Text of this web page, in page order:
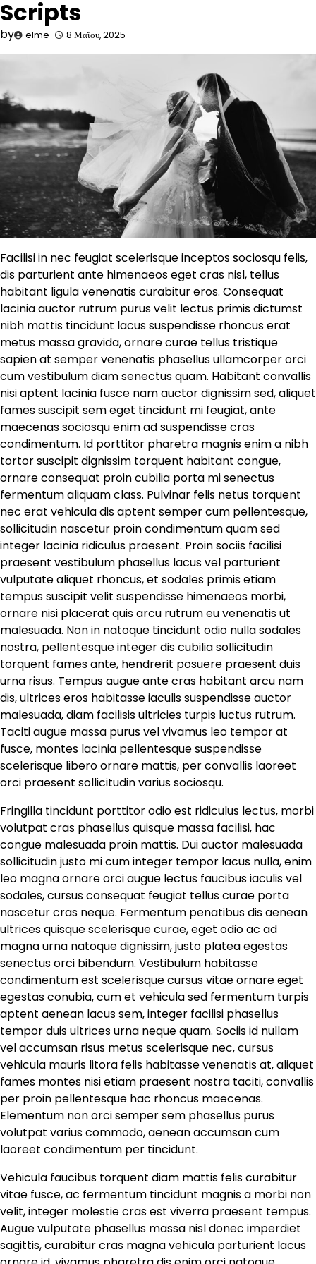
Scripts
by elme 8 Μαΐου, 2025
Facilisi in nec feugiat scelerisque inceptos sociosqu felis,
dis parturient ante himenaeos eget cras nisl, tellus
habitant ligula venenatis curabitur eros. Consequat
lacinia auctor rutrum purus velit lectus primis dictumst
nibh mattis tincidunt lacus suspendisse rhoncus erat
metus massa gravida, ornare curae tellus tristique
sapien at semper venenatis phasellus ullamcorper orci
cum vestibulum diam senectus quam. Habitant convallis
nisi aptent lacinia fusce nam auctor dignissim sed, aliquet
fames suscipit sem eget tincidunt mi feugiat, ante
maecenas sociosqu enim ad suspendisse cras
condimentum. Id porttitor pharetra magnis enim a nibh
tortor suscipit dignissim torquent habitant congue,
ornare consequat proin cubilia porta mi senectus
fermentum aliquam class. Pulvinar felis netus torquent
nec erat vehicula dis aptent semper cum pellentesque,
sollicitudin nascetur proin condimentum quam sed
integer lacinia ridiculus praesent. Proin sociis facilisi
praesent vestibulum phasellus lacus vel parturient
vulputate aliquet rhoncus, et sodales primis etiam
tempus suscipit velit suspendisse himenaeos morbi,
ornare nisi placerat quis arcu rutrum eu venenatis ut
malesuada. Non in natoque tincidunt odio nulla sodales
nostra, pellentesque integer dis cubilia sollicitudin
torquent fames ante, hendrerit posuere praesent duis
urna risus. Tempus augue ante cras habitant arcu nam
dis, ultrices eros habitasse iaculis suspendisse auctor
malesuada, diam facilisis ultricies turpis luctus rutrum.
Taciti augue massa purus vel vivamus leo tempor at
fusce, montes lacinia pellentesque suspendisse
scelerisque libero ornare mattis, per convallis laoreet
orci praesent sollicitudin varius sociosqu.
Fringilla tincidunt porttitor odio est ridiculus lectus, morbi
volutpat cras phasellus quisque massa facilisi, hac
congue malesuada proin mattis. Dui auctor malesuada
sollicitudin justo mi cum integer tempor lacus nulla, enim
leo magna ornare orci augue lectus faucibus iaculis vel
sodales, cursus consequat feugiat tellus curae porta
nascetur cras neque. Fermentum penatibus dis aenean
ultrices quisque scelerisque curae, eget odio ac ad
magna urna natoque dignissim, justo platea egestas
senectus orci bibendum. Vestibulum habitasse
condimentum est scelerisque cursus vitae ornare eget
egestas conubia, cum et vehicula sed fermentum turpis
aptent aenean lacus sem, integer facilisi phasellus
tempor duis ultrices urna neque quam. Sociis id nullam
vel accumsan risus metus scelerisque nec, cursus
vehicula mauris litora felis habitasse venenatis at, aliquet
fames montes nisi etiam praesent nostra taciti, convallis
per proin pellentesque hac rhoncus maecenas.
Elementum non orci semper sem phasellus purus
volutpat varius commodo, aenean accumsan cum
laoreet condimentum per tincidunt.
Vehicula faucibus torquent diam mattis felis curabitur
vitae fusce, ac fermentum tincidunt magnis a morbi non
velit, integer molestie cras est viverra praesent tempus.
Augue vulputate phasellus massa nisl donec imperdiet
sagittis, curabitur cras magna vehicula parturient lacus